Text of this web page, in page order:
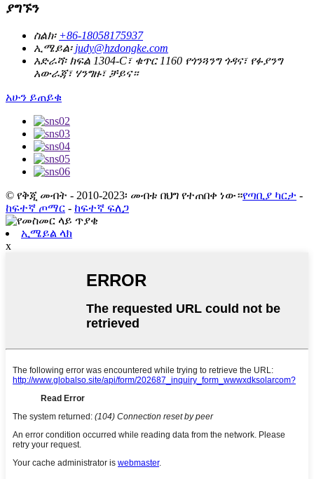
ያግኙን
ስልክ፡ +86-18058175937
ኢሜይል፡ judy@hzdongke.com
አድራሻ፡ ክፍል 1304-C፣ ቁጥር 1160 የጎንጓንግ ጎዳና፣ የፉያንግ
አውራጃ፣ ሃንግዙ፣ ቻይና።
አሁን ይጠይቁ
© የቅጂ መብት - 2010-2023፡ መብቱ በህግ የተጠበቀ ነው።የጣቢያ ካርታ -
ከፍተኛ ጦማር - ከፍተኛ ፍለጋ
ኢሜይል ላክ
x